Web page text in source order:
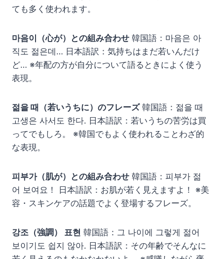
ても多く使われます。
마음이（心が）との組み合わせ 韓国語：마음은 아
직도 젊은데… 日本語訳：気持ちはまだ若いんだけ
ど… ※年配の方が自分について語るときによく使う
表現。
젊을 때（若いうちに）のフレーズ韓国語：젊을 때
고생은 사서도 한다. 日本語訳：若いうちの苦労は買
ってでもしろ。 ※韓国でもよく使われることわざ的
な表現。
피부가（肌が）との組み合わせ 韓国語：피부가 젊
어 보여요！ 日本語訳：お肌が若く見えますよ！ ※美
容・スキンケアの話題でよく登場するフレーズ。
강조（強調） 표현 韓国語：그 나이에 그렇게 젊어
보이기도 쉽지 않아. 日本語訳：その年齢でそんなに